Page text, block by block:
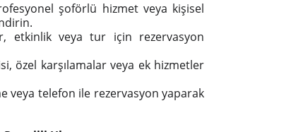
şoförlü hizmet veya kişisel
etkinlik veya tur için rezervasyon
özel karşılamalar veya ek hizmetler
veya telefon ile rezervasyon yaparak